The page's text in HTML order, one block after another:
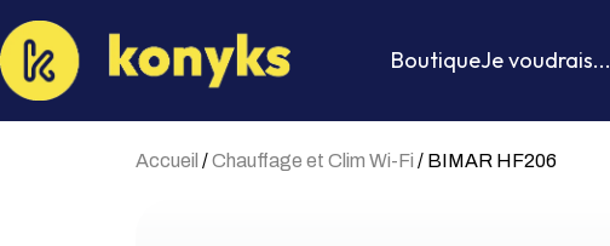
BoutiqueJe voudrais...
Accueil /Chauffage et Clim Wi-Fi / BIMAR HF206